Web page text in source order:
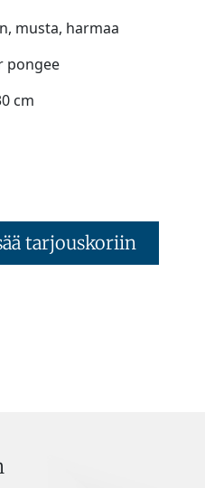
musta, harmaa
pongee
cm
tarjouskoriin